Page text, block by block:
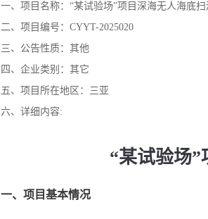
一、项目名称：“某试验场”项目深海无人海底
二、项目编号：CYYT-2025020
三、公告性质：其他
四、企业类别：其它
五、项目所在地区：三亚
六、详细内容:
“某试验场
一、项目基本情况